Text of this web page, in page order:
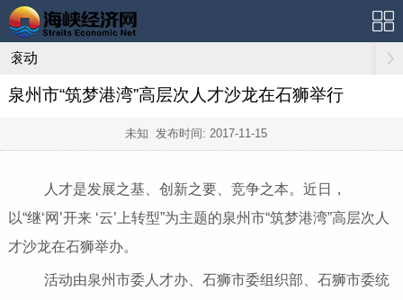
滚动
泉州市“筑梦港湾”高层次人才沙龙在石狮举行
未知 发布时间: 2017-11-15
人才是发展之基、创新之要、竞争之本。近日，
以“继‘网’开来 ‘云’上转型”为主题的泉州市“筑梦港湾”高层次人
才沙龙在石狮举办。
活动由泉州市委人才办、石狮市委组织部、石狮市委统